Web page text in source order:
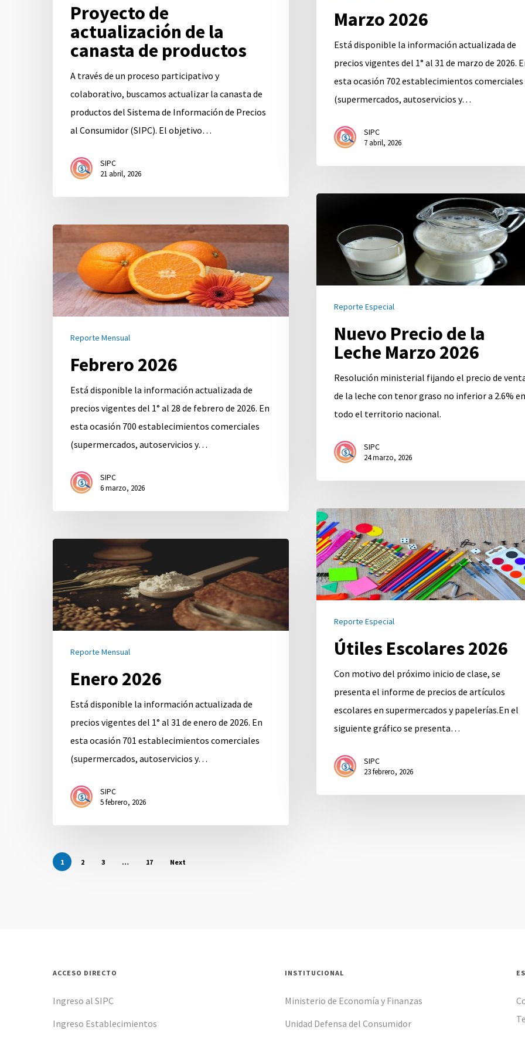
productos
Proyecto de
actualización de la
canasta de productos
A través de un proceso participativo y
colaborativo, buscamos actualizar la canasta de
productos del Sistema de Información de Precios
al Consumidor (SIPC). El objetivo…
SIPC
21 abril, 2026
Marzo 2026
Está disponible la información actualizada de
precios vigentes del 1° al 31 de marzo de 2026.
esta ocasión 702 establecimientos comerciales
(supermercados, autoservicios y…
SIPC
7 abril, 2026
2026Reporte Especial
Nuevo Precio de la
Leche Marzo 2026
Resolución ministerial fijando el precio de
de la leche con tenor graso no inferior a 2.6% en
todo el territorio nacional.
SIPC
24 marzo, 2026
Febrero
Reporte Mensual
Febrero 2026
Está disponible la información actualizada de
precios vigentes del 1° al 28 de febrero de 2026. En
esta ocasión 700 establecimientos comerciales
(supermercados, autoservicios y…
SIPC
6 marzo, 2026
Útiles
Escolares
2026
Reporte Especial
Útiles Escolares 2026
Con motivo del próximo inicio de clase, se
presenta el informe de precios de artículos
escolares en supermercados y papelerías.En el
siguiente gráfico se presenta…
SIPC
23 febrero, 2026
2026
Reporte Mensual
Enero 2026
Está disponible la información actualizada de
precios vigentes del 1° al 31 de enero de 2026. En
esta ocasión 701 establecimientos comerciales
(supermercados, autoservicios y…
SIPC
5 febrero, 2026
1 2 3 … 17 Next
ACCESO DIRECTO
Ingreso al SIPC
Ingreso Establecimientos
INSTITUCIONAL
Ministerio de Economía y Finanzas
Unidad Defensa del Consumidor